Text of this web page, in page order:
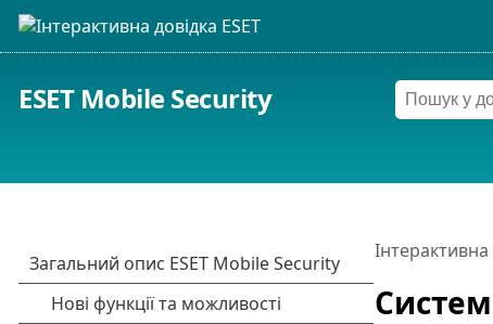
ESET Mobile Security
Інтерактивна